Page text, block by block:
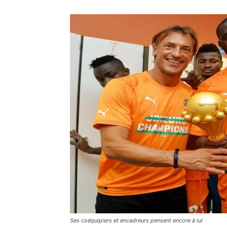
Ses coéquipiers et encadreurs pensent encore à lui